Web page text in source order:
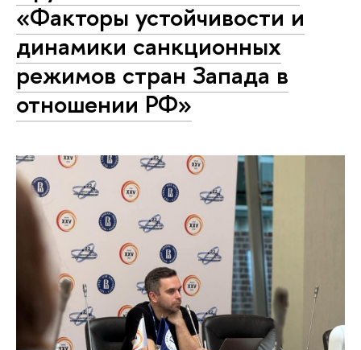
«Факторы устойчивости и
динамики санкционных
режимов стран Запада в
отношении РФ»